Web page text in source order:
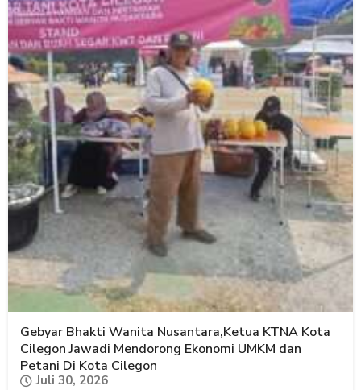
Gebyar Bhakti Wanita Nusantara,Ketua KTNA Kota
Cilegon Jawadi Mendorong Ekonomi UMKM dan
Petani Di Kota Cilegon
Juli 30, 2026